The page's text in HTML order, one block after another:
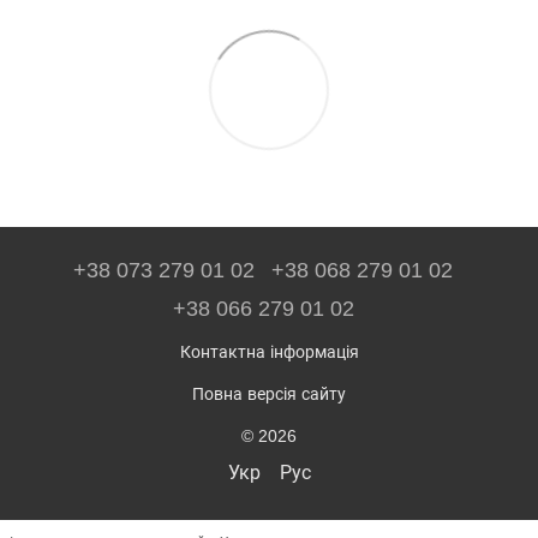
+38 073 279 01 02
+38 068 279 01 02
+38 066 279 01 02
Контактна інформація
Повна версія сайту
© 2026
Укр Рус